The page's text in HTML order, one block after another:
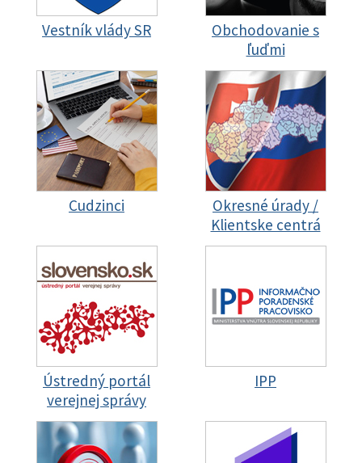
Vestník vlády SR
Obchodovanie s
ľuďmi
Cudzinci
Okresné úrady /
Klientske centrá
Ústredný portál
verejnej správy
IPP